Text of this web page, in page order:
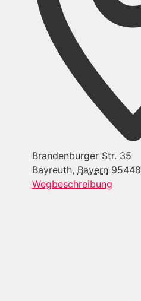
Brandenburger Str. 35
Bayreuth, Bayern 95448
Wegbeschreibung